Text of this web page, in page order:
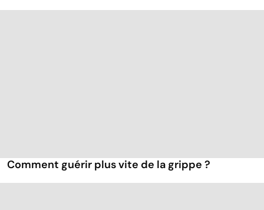
Comment guérir plus vite de la grippe ?